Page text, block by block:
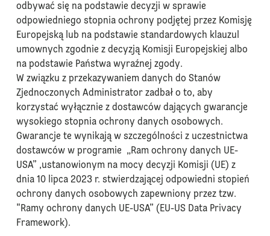
odbywać się na podstawie decyzji w sprawie
odpowiedniego stopnia ochrony podjętej przez Komisję
Europejską lub na podstawie standardowych klauzul
umownych zgodnie z decyzją Komisji Europejskiej albo
na podstawie Państwa wyraźnej zgody.
W związku z przekazywaniem danych do Stanów
Zjednoczonych Administrator zadbał o to, aby
korzystać wyłącznie z dostawców dających gwarancje
wysokiego stopnia ochrony danych osobowych.
Gwarancje te wynikają w szczególności z uczestnictwa
dostawców w programie „Ram ochrony danych UE-
USA” ,ustanowionym na mocy decyzji Komisji (UE) z
dnia 10 lipca 2023 r. stwierdzającej odpowiedni stopień
ochrony danych osobowych zapewniony przez tzw.
"Ramy ochrony danych UE-USA” (EU-US Data Privacy
Framework).